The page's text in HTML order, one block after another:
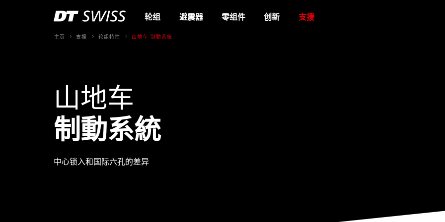
轮组 避震器 零组件 创新 支援
主页 支援 轮组特性 山地车 制動系統
山地车
制動系統
中心锁入和国际六孔的差异